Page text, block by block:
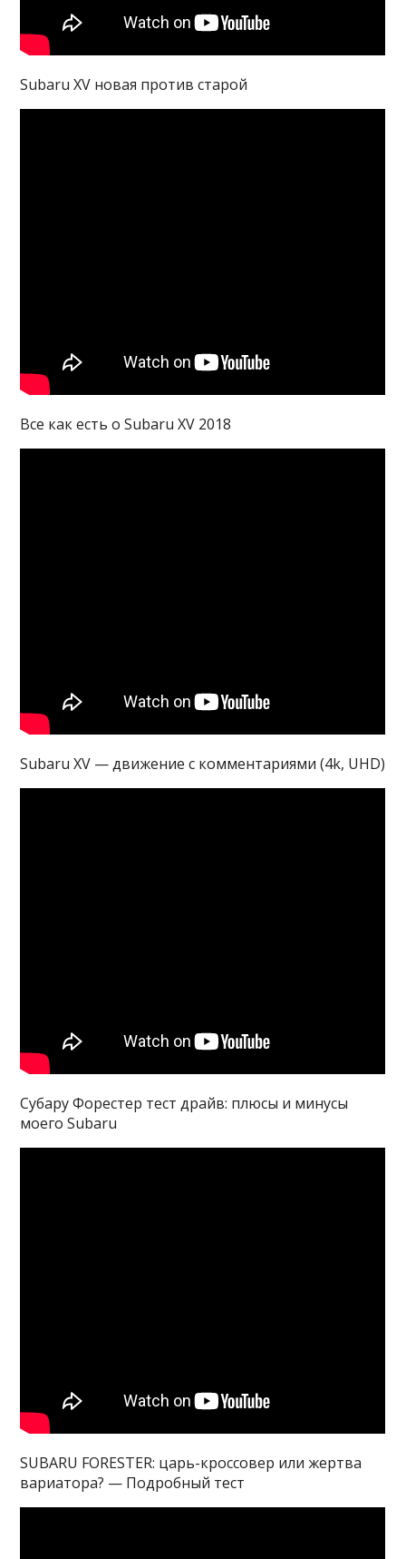
Subaru XV новая против старой
Все как есть о Subaru XV 2018
Subaru XV — движение с комментариями (4k, UHD)
Субару Форестер тест драйв: плюсы и минусы
моего Subaru
SUBARU FORESTER: царь-кроссовер или жертва
вариатора? — Подробный тест